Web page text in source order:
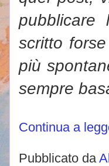
scritto
più
sempre
Continua a
Pubblicato da